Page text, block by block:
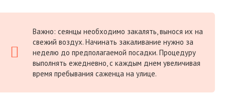
Важно: сеянцы необходимо закалять, вынося их на
свежий воздух. Начинать закаливание нужно за
неделю до предполагаемой посадки. Процедуру
выполнять ежедневно, с каждым днем увеличивая
время пребывания саженца на улице.